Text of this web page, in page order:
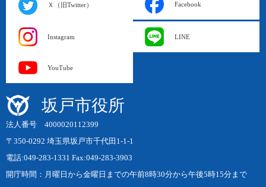
Ｘ（旧Twitter） Facebook
Instagram LINE
YouTube
坂戸市役所
法人番号 4000020112399
〒350-0292 埼玉県坂戸市千代田1-1-1
電話:049-283-1331 Fax:049-283-3903
開庁時間：月曜日から金曜日までの午前8時30分から午後5時15分まで